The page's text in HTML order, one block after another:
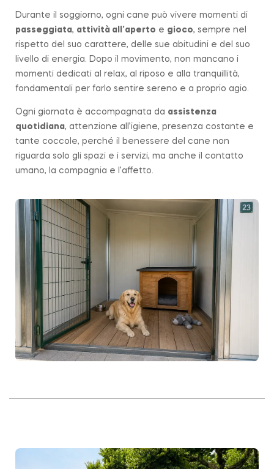
Durante il soggiorno, ogni cane può vivere momenti di
passeggiata, attività all’aperto e gioco, sempre nel
rispetto del suo carattere, delle sue abitudini e del suo
livello di energia. Dopo il movimento, non mancano i
momenti dedicati al relax, al riposo e alla tranquillità,
fondamentali per farlo sentire sereno e a proprio agio.
Ogni giornata è accompagnata da assistenza
quotidiana, attenzione all’igiene, presenza costante e
tante coccole, perché il benessere del cane non
riguarda solo gli spazi e i servizi, ma anche il contatto
umano, la compagnia e l’affetto.